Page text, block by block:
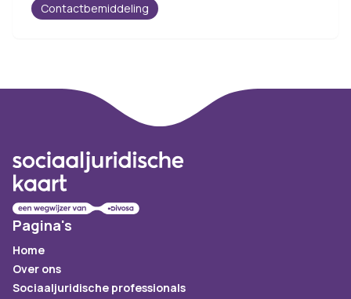
Contactbemiddeling
Pagina's
Home
Over ons
Sociaaljuridische professionals